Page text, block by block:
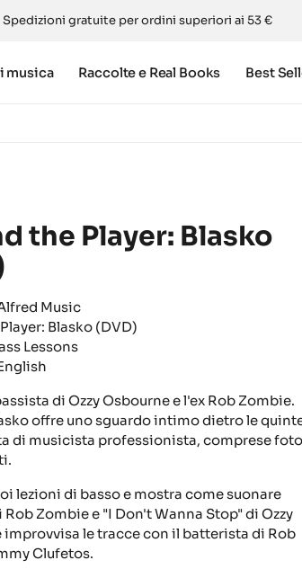
Spedizioni gratuite per ordini superiori ai 53 €
musica Raccolte e Real Books Best
the Player: Blasko
Music
Blasko (DVD)
Lessons
di Ozzy Osbourne e l'ex Rob Zombie.
offre uno sguardo intimo dietro le
di musicista professionista, comprese foto
lezioni di basso e mostra come suonare
Rob Zombie e "I Don't Wanna Stop" di Ozzy
improvvisa le tracce con il batterista di Rob
Clufetos.